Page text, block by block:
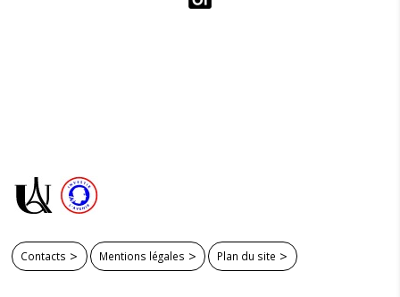
Contacts Mentions légales Plan du site